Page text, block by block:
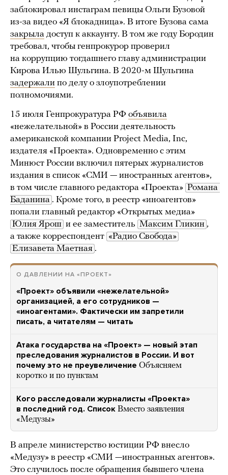
заблокировал инстаграм певицы Ольги Бузовой
из-за видео «Я блокадница». В итоге Бузова сама
закрыла доступ к аккаунту. В том же году Бородин
требовал, чтобы генпрокурор проверил
на коррупцию тогдашнего главу администрации
Кирова Илью Шульгина. В 2020-м Шульгина
задержали по делу о злоупотреблении
полномочиями.
15 июля Генпрокуратура РФ объявила
«нежелательной» в России деятельность
американской компании Project Media, Inc,
издателя «Проекта». Одновременно с этим
Минюст России включил пятерых журналистов
издания в список «СМИ — иностранных агентов»,
в том числе главного редактора «Проекта» Романа
Баданина . Кроме того, в реестр «иноагентов»
попали главный редактор «Открытых медиа»
Юлия Ярош и ее заместитель Максим Гликин ,
а также корреспондент «Радио Свобода»
Елизавета Маетная .
О ДАВЛЕНИИ НА «ПРОЕКТ»
«Проект» объявили «нежелательной»
организацией, а его сотрудников —
«иноагентами». Фактически им запретили
писать, а читателям — читать
Атака государства на «Проект» — новый этап
преследования журналистов в России. И вот
почему это не преувеличение Объясняем
коротко и по пунктам
Кого расследовали журналисты «Проекта»
в последний год. Список Вместо заявления
«Медузы»
В апреле министерство юстиции РФ внесло
«Медузу» в реестр «СМИ —иностранных агентов».
Это случилось после обращения бывшего члена